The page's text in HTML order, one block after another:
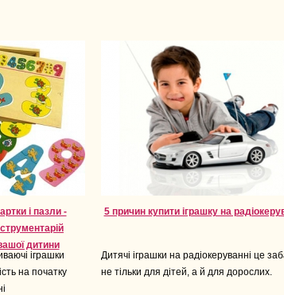
і пазли -
дитини
іграшки
на початку
5 причин купити іграшку на
Дитячі іграшки на радіокеруванні це
не тільки для дітей, а й для дорослих.